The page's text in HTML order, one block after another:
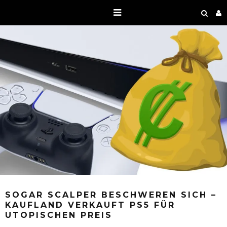
SOGAR SCALPER BESCHWEREN SICH –
KAUFLAND VERKAUFT PS5 FÜR
UTOPISCHEN PREIS